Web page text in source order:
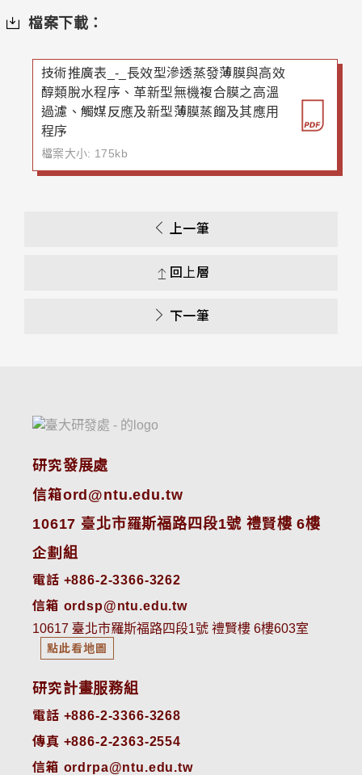
檔案下載：
技術推廣表_-_長效型滲透蒸發薄膜與高效
醇類脫水程序、革新型無機複合膜之高溫
過濾、觸媒反應及新型薄膜蒸餾及其應用
程序
檔案大小: 175kb
上一筆
回上層
下一筆
研究發展處
信箱ord@ntu.edu.tw
10617 臺北市羅斯福路四段1號 禮賢樓 6樓
企劃組
電話 +886-2-3366-3262
信箱 ordsp@ntu.edu.tw
10617 臺北市羅斯福路四段1號 禮賢樓 6樓603室
點此看地圖
研究計畫服務組
電話 +886-2-3366-3268
傳真 +886-2-2363-2554
信箱 ordrpa@ntu.edu.tw